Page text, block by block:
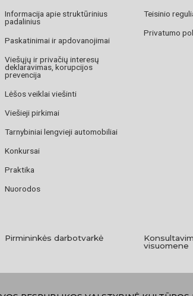
Informacija apie struktūrinius
padalinius
Paskatinimai ir apdovanojimai
Viešųjų ir privačių interesų
deklaravimas, korupcijos
prevencija
Lėšos veiklai viešinti
Viešieji pirkimai
Tarnybiniai lengvieji automobiliai
Konkursai
Praktika
Nuorodos
Teisinio
Privatumo
Pirmininkės darbotvarkė
visuomene